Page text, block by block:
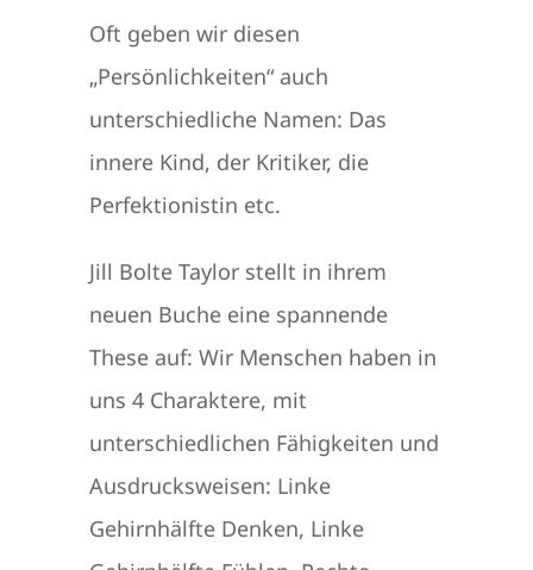
Oft geben wir diesen
„Persönlichkeiten“ auch
unterschiedliche Namen: Das
innere Kind, der Kritiker, die
Perfektionistin etc.
Jill Bolte Taylor stellt in ihrem
neuen Buche eine spannende
These auf: Wir Menschen haben in
uns 4 Charaktere, mit
unterschiedlichen Fähigkeiten und
Ausdrucksweisen: Linke
Gehirnhälfte Denken, Linke